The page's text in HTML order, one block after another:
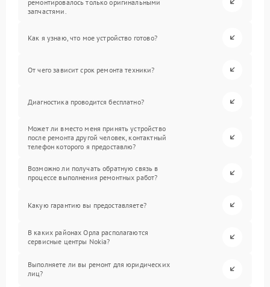
ремонтировалось только оригинальными
запчастями.
Как я узнаю, что мое устройство готово?
От чего зависит срок ремонта техники?
Диагностика проводится бесплатно?
Может ли вместо меня принять устройство
после ремонта другой человек, контактный
телефон которого я предоставлю?
Возможно ли получать обратную связь в
процессе выполнения ремонтных работ?
Какую гарантию вы предоставляете?
В каких районах Орла располагаются
сервисные центры Nokia?
Выполняете ли вы ремонт для юридических
лиц?